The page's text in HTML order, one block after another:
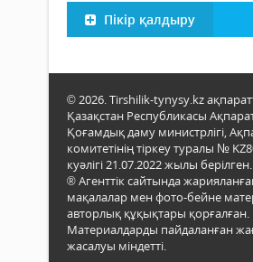
Пікір қалдыру
© 2026. Tirshilik-tynysy.kz
Қазақстан Республикасы
Қоғамдық даму министрлігі,
комитетінің тіркеу туралы №
куәлігі 21.07.2022 жылы берілген.
® Агенттік сайтында
мақалалар мен фото-бейне
авторлық құқықтары қорғалған.
Материалдарды пайдаланған
жасалуы міндетті.